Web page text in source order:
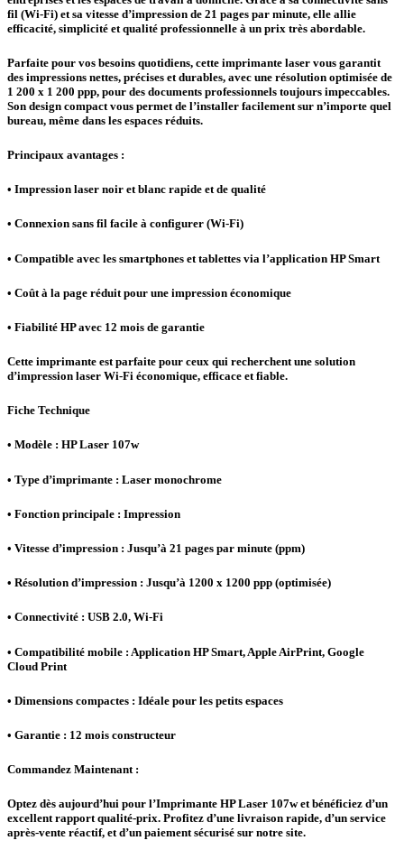
fil (Wi-Fi) et sa vitesse d’impression de 21 pages par minute, elle allie
efficacité, simplicité et qualité professionnelle à un prix très abordable.
Parfaite pour vos besoins quotidiens, cette imprimante laser vous garantit
des impressions nettes, précises et durables, avec une résolution optimisée de
1 200 x 1 200 ppp, pour des documents professionnels toujours impeccables.
Son design compact vous permet de l’installer facilement sur n’importe quel
bureau, même dans les espaces réduits.
Principaux avantages :
• Impression laser noir et blanc rapide et de qualité
• Connexion sans fil facile à configurer (Wi-Fi)
• Compatible avec les smartphones et tablettes via l’application HP Smart
• Coût à la page réduit pour une impression économique
• Fiabilité HP avec 12 mois de garantie
Cette imprimante est parfaite pour ceux qui recherchent une solution
d’impression laser Wi-Fi économique, efficace et fiable.
Fiche Technique
• Modèle : HP Laser 107w
• Type d’imprimante : Laser monochrome
• Fonction principale : Impression
• Vitesse d’impression : Jusqu’à 21 pages par minute (ppm)
• Résolution d’impression : Jusqu’à 1200 x 1200 ppp (optimisée)
• Connectivité : USB 2.0, Wi-Fi
• Compatibilité mobile : Application HP Smart, Apple AirPrint, Google
Cloud Print
• Dimensions compactes : Idéale pour les petits espaces
• Garantie : 12 mois constructeur
Commandez Maintenant :
Optez dès aujourd’hui pour l’Imprimante HP Laser 107w et bénéficiez d’un
excellent rapport qualité-prix. Profitez d’une livraison rapide, d’un service
après-vente réactif, et d’un paiement sécurisé sur notre site.